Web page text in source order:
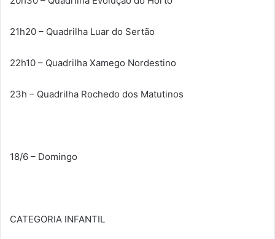
21h20 – Quadrilha Luar do Sertão
22h10 – Quadrilha Xamego Nordestino
23h – Quadrilha Rochedo dos Matutinos
18/6 – Domingo
CATEGORIA INFANTIL